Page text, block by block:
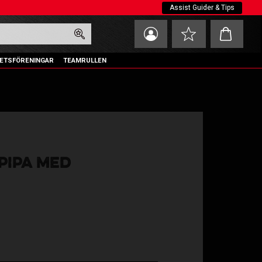
Assist Guider & Tips
Favoriter
Kundvagn
TEAMRULLEN
MED